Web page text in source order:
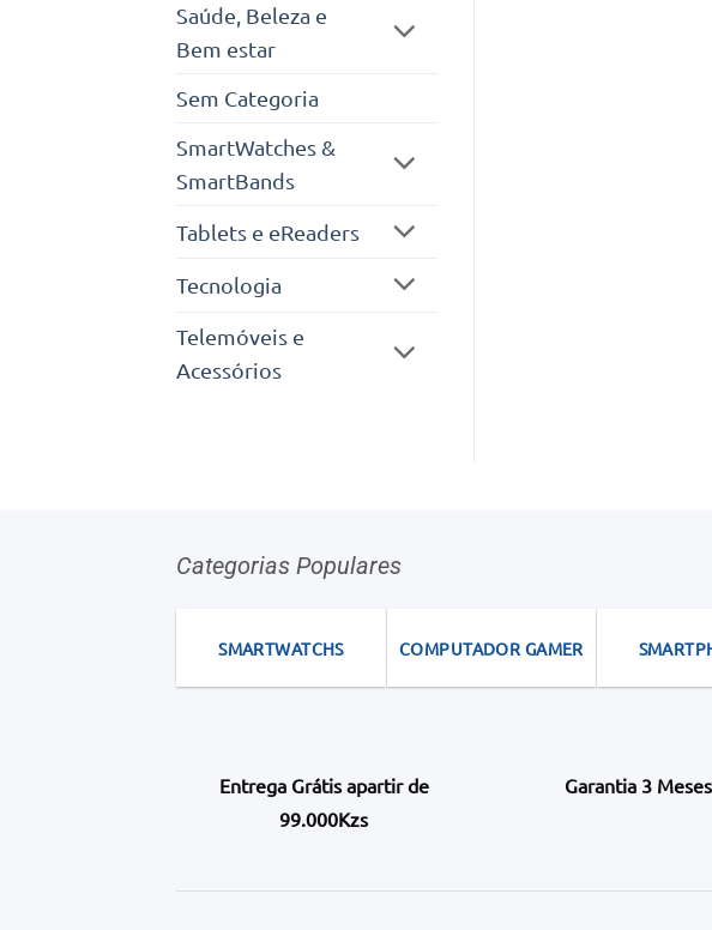
Saúde, Beleza e
Bem estar
Sem Categoria
SmartWatches &
SmartBands
Tablets e eReaders
Tecnologia
Telemóveis e
Acessórios
Categorias Populares
SMARTWATCHS COMPUTADOR GAMER
Entrega Grátis apartir de
99.000Kzs
Garantia 3